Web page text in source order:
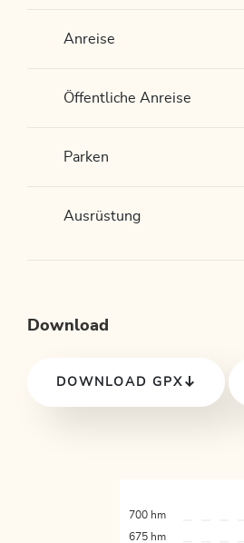
Anreise
Öffentliche Anreise
Parken
Ausrüstung
Download
DOWNLOAD GPX
675 hm
700 hm